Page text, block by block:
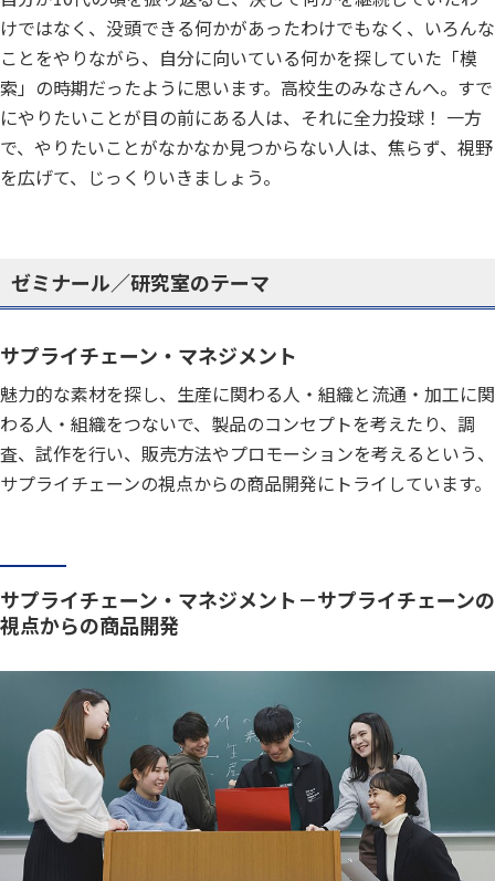
けではなく、没頭できる何かがあったわけでもなく、いろんな
ことをやりながら、自分に向いている何かを探していた「模
索」の時期だったように思います。高校生のみなさんへ。すで
にやりたいことが目の前にある人は、それに全力投球！ 一方
で、やりたいことがなかなか見つからない人は、焦らず、視野
を広げて、じっくりいきましょう。
ゼミナール／研究室のテーマ
サプライチェーン・マネジメント
魅力的な素材を探し、生産に関わる人・組織と流通・加工に関
わる人・組織をつないで、製品のコンセプトを考えたり、調
査、試作を行い、販売方法やプロモーションを考えるという、
サプライチェーンの視点からの商品開発にトライしています。
サプライチェーン・マネジメント－サプライチェーンの
視点からの商品開発